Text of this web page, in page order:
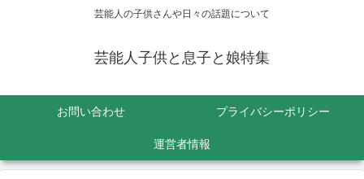
芸能人の子供さんや日々の話題について
芸能人子供と息子と娘特集
お問い合わせ プライバシーポリシー
運営者情報